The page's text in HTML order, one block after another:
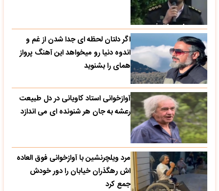
اگر دلتان لحظه ای جدا شدن از غم و
اندوه دنیا رو میخواهد این آهنگ پرواز
همای را بشنوید
آوازخوانی استاد کاویانی در دل طبیعت
رعشه به جان هر شنونده ای می اندازد
مرد ویلچرنشین با آوازخوانی فوق العاده
اش رهگذران خیابان را دور خودش
جمع کرد